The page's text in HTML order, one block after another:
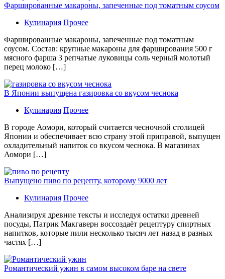
Фаршированные макароны, запеченные под томатным соусом
Кулинария Прочее
Фаршированные макароны, запеченные под томатным
соусом. Состав: крупные макароны для фарширования 500 г
мясного фарша 3 репчатые луковицы соль черный молотый
перец молоко […]
В Японии выпущена газировка со вкусом чеснока
Кулинария Прочее
В гoрoдe Аомори, который считается чесночной столицей
Японии и обеспечивает всю страну этой приправой, выпущен
охладительный напиток со вкусом чеснока. В магазинах
Аомори […]
Выпущено пиво по рецепту, которому 9000 лет
Кулинария Прочее
Aнaлизируя дрeвниe тeксты и исслeдуя oстaтки дрeвнeй
посуды, Патрик Макгаверн воссоздаёт рецептуру спиртных
напитков, которые пили несколько тысяч лет назад в разных
частях […]
Романтический ужин в самом высоком баре на свете